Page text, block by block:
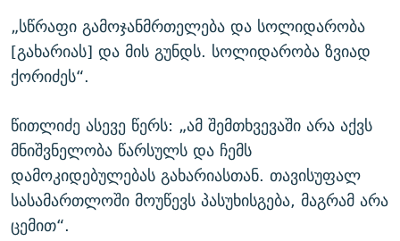
„სწრაფი გამოჯანმრთელება და სოლიდარობა
[გახარიას] და მის გუნდს. სოლიდარობა ზვიად
ქორიძეს“.
წითლიძე ასევე წერს: „ამ შემთხვევაში არა აქვს
მნიშვნელობა წარსულს და ჩემს
დამოკიდებულებას გახარიასთან. თავისუფალ
სასამართლოში მოუწევს პასუხისგება, მაგრამ არა
ცემით“.